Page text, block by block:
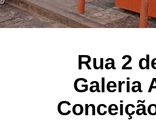
Rua 2
Galeria